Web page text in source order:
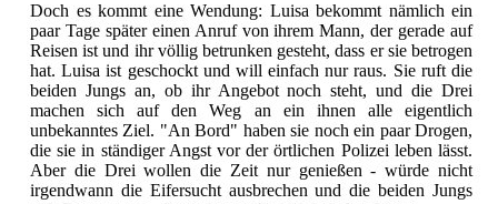
Doch es kommt eine Wendung: Luisa bekommt nämlich ein
paar Tage später einen Anruf von ihrem Mann, der gerade auf
Reisen ist und ihr völlig betrunken gesteht, dass er sie betrogen
hat. Luisa ist geschockt und will einfach nur raus. Sie ruft die
beiden Jungs an, ob ihr Angebot noch steht, und die Drei
machen sich auf den Weg an ein ihnen alle eigentlich
unbekanntes Ziel. "An Bord" haben sie noch ein paar Drogen,
die sie in ständiger Angst vor der örtlichen Polizei leben lässt.
Aber die Drei wollen die Zeit nur genießen - würde nicht
irgendwann die Eifersucht ausbrechen und die beiden Jungs